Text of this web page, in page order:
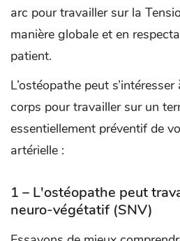
arc pour travailler sur la
manière globale et en
patient.
L’ostéopathe peut
corps pour travailler sur un
essentiellement préventif de
artérielle :
1 – L'ostéopathe peut
neuro-végétatif(SNV)